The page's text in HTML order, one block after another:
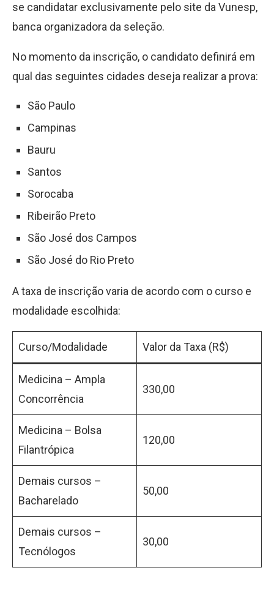
se candidatar exclusivamente pelo site da Vunesp,
banca organizadora da seleção.
No momento da inscrição, o candidato definirá em
qual das seguintes cidades deseja realizar a prova:
São Paulo
Campinas
Bauru
Santos
Sorocaba
Ribeirão Preto
São José dos Campos
São José do Rio Preto
A taxa de inscrição varia de acordo com o curso e
modalidade escolhida:
Curso/Modalidade Valor da Taxa (R$)
Medicina – Ampla
Concorrência
330,00
Medicina – Bolsa
Filantrópica
120,00
Demais cursos –
Bacharelado
50,00
Demais cursos –
Tecnólogos
30,00